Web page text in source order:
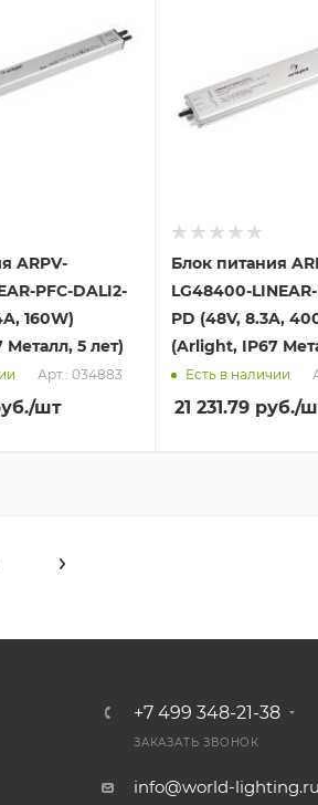
ARPV-
PFC-DALI2-
160W)
5 лет)
Арт.: 034883
/шт
Блок питания
LG48400-
PD (48V, 8.3A,
(Arlight, IP67
Есть в наличии
21 231.79руб./
+7 499 348-21-38
ЗАКАЗАТЬ ЗВОНОК
info@world-lighting.ru